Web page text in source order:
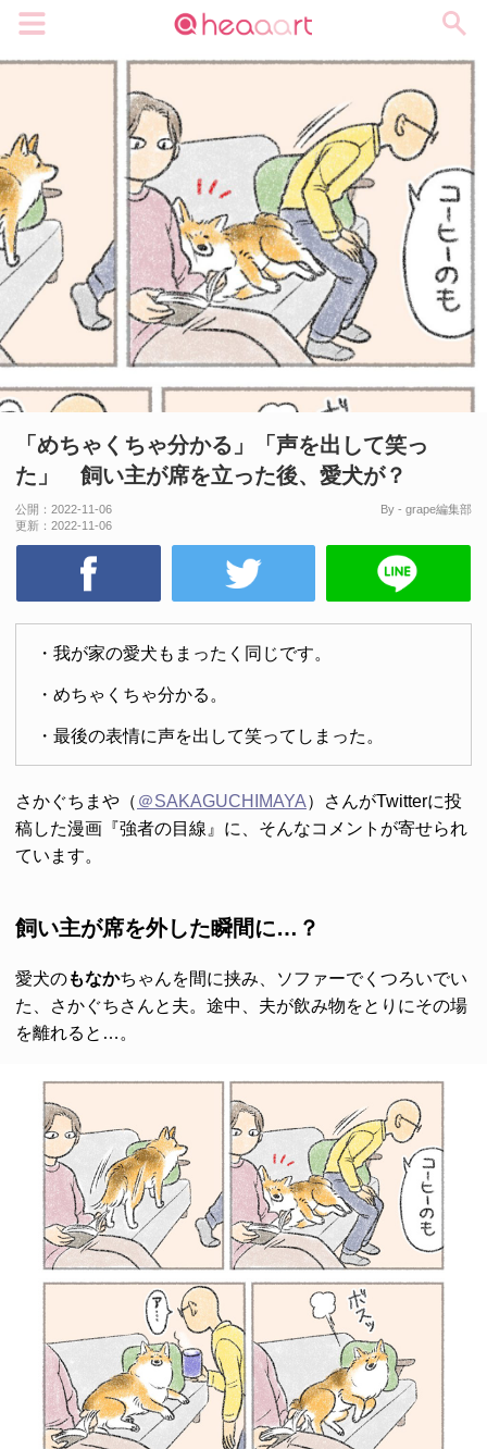
「めちゃくちゃ分かる」「声を出して笑っ
た」 飼い主が席を立った後、愛犬が？
公開： 2022-11-06
更新： 2022-11-06
By - grape編集部
・我が家の愛犬もまったく同じです。
・めちゃくちゃ分かる。
・最後の表情に声を出して笑ってしまった。
さかぐちまや（ ＠SAKAGUCHIMAYA）さんがTwitterに投
稿した漫画『強者の目線』に、そんなコメントが寄せられ
ています。
飼い主が席を外した瞬間に…？
愛犬のもなかちゃんを間に挟み、ソファーでくつろいでい
た、さかぐちさんと夫。途中、夫が飲み物をとりにその場
を離れると…。